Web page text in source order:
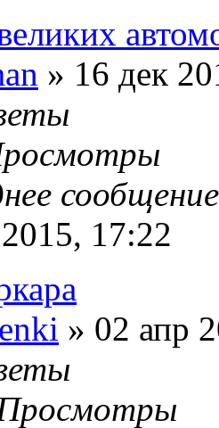
» 16 дек
17:22
» 02 апр